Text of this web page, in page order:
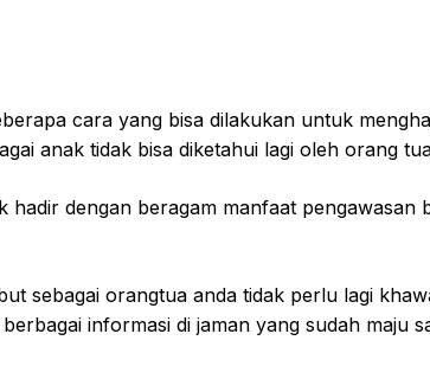
cara yang bisa dilakukan untuk
anak tidak bisa diketahui lagi oleh orang
hadir dengan beragam manfaat pengawasan
sebagai orangtua anda tidak perlu lagi
informasi di jaman yang sudah maju